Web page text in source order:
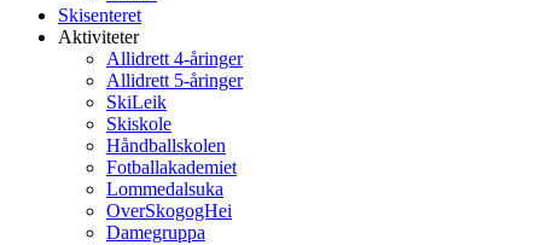
Skisenteret
Aktiviteter
Allidrett 4-åringer
Allidrett 5-åringer
SkiLeik
Skiskole
Håndballskolen
Fotballakademiet
Lommedalsuka
OverSkogogHei
Damegruppa